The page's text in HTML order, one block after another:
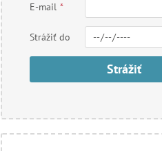
E-mail *
Strážiť do
Strážiť